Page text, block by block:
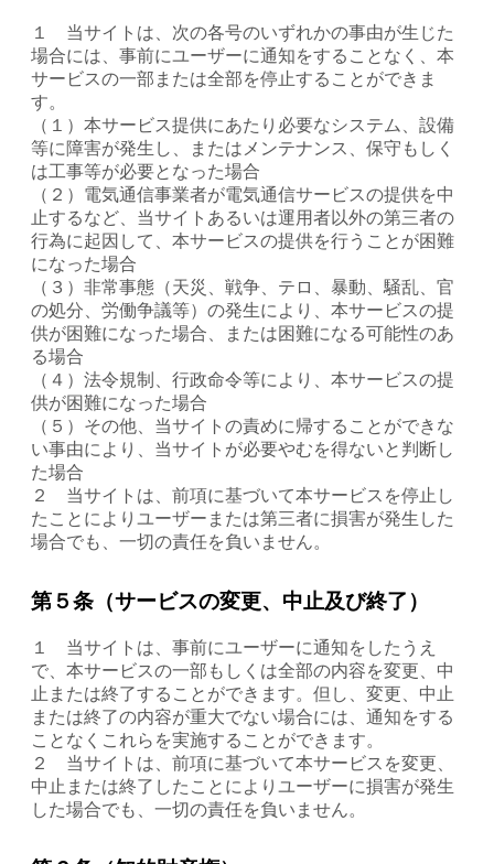
１ 当サイトは、次の各号のいずれかの事由が生じた
場合には、事前にユーザーに通知をすることなく、本
サービスの一部または全部を停止することができま
す。
（１）本サービス提供にあたり必要なシステム、設備
等に障害が発生し、またはメンテナンス、保守もしく
は工事等が必要となった場合
（２）電気通信事業者が電気通信サービスの提供を中
止するなど、当サイトあるいは運用者以外の第三者の
行為に起因して、本サービスの提供を行うことが困難
になった場合
（３）非常事態（天災、戦争、テロ、暴動、騒乱、官
の処分、労働争議等）の発生により、本サービスの提
供が困難になった場合、または困難になる可能性のあ
る場合
（４）法令規制、行政命令等により、本サービスの提
供が困難になった場合
（５）その他、当サイトの責めに帰することができな
い事由により、当サイトが必要やむを得ないと判断し
た場合
２ 当サイトは、前項に基づいて本サービスを停止し
たことによりユーザーまたは第三者に損害が発生した
場合でも、一切の責任を負いません。
第５条（サービスの変更、中止及び終了）
１ 当サイトは、事前にユーザーに通知をしたうえ
で、本サービスの一部もしくは全部の内容を変更、中
止または終了することができます。但し、変更、中止
または終了の内容が重大でない場合には、通知をする
ことなくこれらを実施することができます。
２ 当サイトは、前項に基づいて本サービスを変更、
中止または終了したことによりユーザーに損害が発生
した場合でも、一切の責任を負いません。